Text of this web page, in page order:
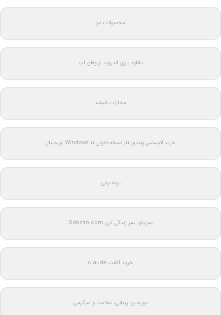
محصولات مو
دانلود بازی اندروید از وطن اپ
مجازات شیشه
خرید لایسنس ویندوز 11: نسخه قانونی Windows 11 اورجینال
پرده برقی
سبزیتو: سبز زندگی کن: Sabzito.com
خرید اکانت claude
دورجین؛ زیبایی، سلامت و سرگرمی